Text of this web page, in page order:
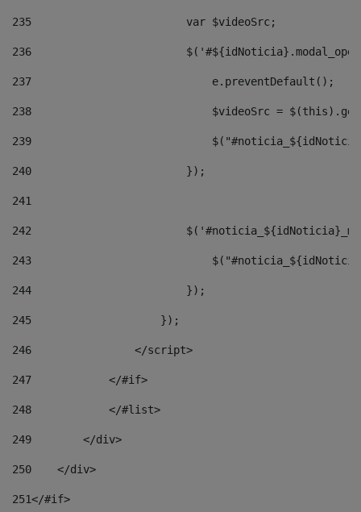
235
                        var $videoSrc;
236
237
                            e.preventDefault();
238
$videoSrc =
239
240
                        });
241
242
243
244
                        });
245
                    });
246
                </script>
247
            </#if>
248
            </#list>
249
        </div>
250
    </div>
251</#if>